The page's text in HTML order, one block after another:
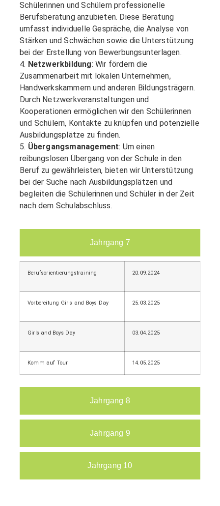
Schülerinnen und Schülern professionelle
Berufsberatung anzubieten. Diese Beratung
umfasst individuelle Gespräche, die Analyse von
Stärken und Schwächen sowie die Unterstützung
bei der Erstellung von Bewerbungsunterlagen.
4. Netzwerkbildung: Wir fördern die
Zusammenarbeit mit lokalen Unternehmen,
Handwerkskammern und anderen Bildungsträgern.
Durch Netzwerkveranstaltungen und
Kooperationen ermöglichen wir den Schülerinnen
und Schülern, Kontakte zu knüpfen und potenzielle
Ausbildungsplätze zu finden.
5. Übergangsmanagement: Um einen
reibungslosen Übergang von der Schule in den
Beruf zu gewährleisten, bieten wir Unterstützung
bei der Suche nach Ausbildungsplätzen und
begleiten die Schülerinnen und Schüler in der Zeit
nach dem Schulabschluss.
Jahrgang 7
Jahrgang 8
Jahrgang 9
Jahrgang 10
Berufsorientierungstraining 20.09.2024
Vorbereitung Girls and Boys Day 25.03.2025
Girls and Boys Day 03.04.2025
Komm auf Tour 14.05.2025